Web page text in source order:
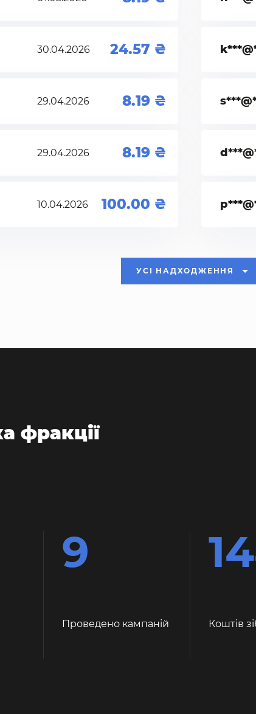
30.04.2026 24.57
29.04.2026 8.19
29.04.2026 8.19
10.04.2026 100.00
УСІ НАДХОДЖЕННЯ
фракції
9
Проведено кампаній Коштів